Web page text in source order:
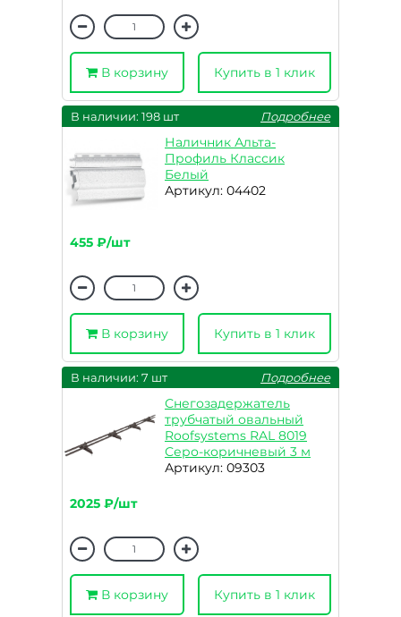
В корзину Купить в 1 клик
В наличии: 198 шт Подробнее
Наличник Альта-
Профиль Классик
Белый
Артикул: 04402
455 ₽/шт
В корзину Купить в 1 клик
В наличии: 7 шт Подробнее
Снегозадержатель
трубчатый овальный
Roofsystems RAL 8019
Серо-коричневый 3 м
Артикул: 09303
2025 ₽/шт
В корзину Купить в 1 клик